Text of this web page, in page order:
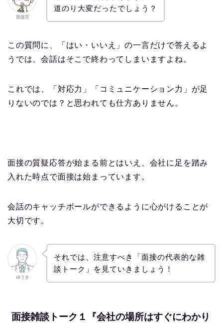
面接官
道のり大変だったでしょう？
この質問に、「はい・いいえ」の一言だけで答えるよ
うでは、会話はそこで終わってしまいますよね。
これでは、「対応力」「コミュニケーション力」が足
りないのでは？ と思われても仕方ありません。
面接の質疑応答が始まる前とはいえ、会社に足を踏み
入れた時点で面接は始まっています。
会話のキャッチボールができるように心がけることが
大切です。
ゆうき
それでは、注意すべき「面接の代表的な雑
談トーク」を見ていきましょう！
面接雑談トーク１『会社の場所はすぐにわかり